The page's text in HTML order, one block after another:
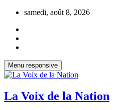
Aller
contenu
samedi, août 8, 2026
Menu responsive
La Voix de la Nation